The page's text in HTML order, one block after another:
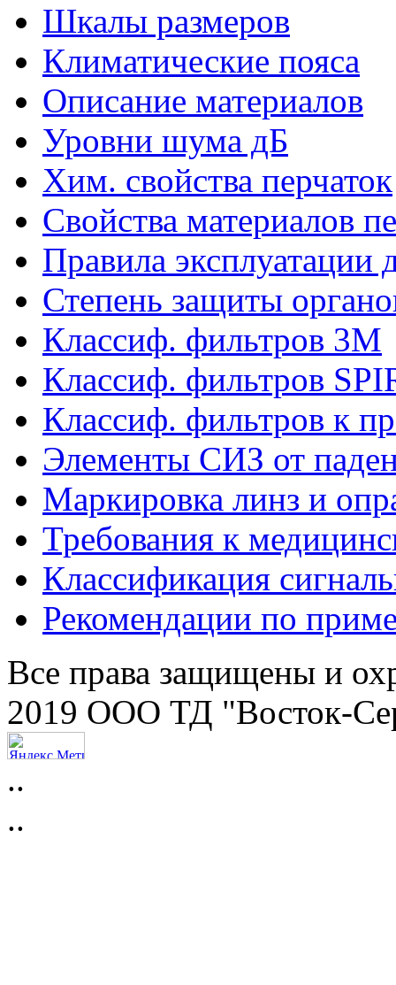
Шкалы размеров
Климатические пояса
Описание материалов
Уровни шума дБ
Хим. свойства перчаток
Свойства материалов
Правила эксплуатации
Степень защиты
Классиф. фильтров 3М
Классиф. фильтров
Классиф. фильтров к
Элементы СИЗ от
Маркировка линз и
Требования к
Классификация
Рекомендации по
Все права защищены и
2019 ООО ТД "Восток-
..
..